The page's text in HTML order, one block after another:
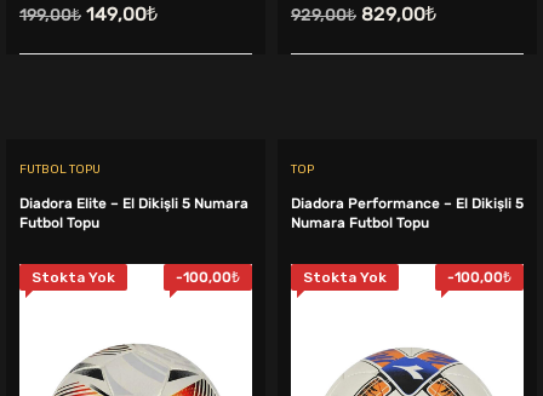
199,00₺ Orijinal
fiyat:
149,00₺Şu
andaki
929,00₺ Orijinal
fiyat:
829,00₺Şu
andaki
FUTBOL TOPU
Diadora Elite – El Dikişli 5 Numara
Futbol Topu
Stokta Yok -100,00₺
TOP
Diadora Performance – El Dikişli 5
Numara Futbol Topu
Stokta Yok -100,00₺